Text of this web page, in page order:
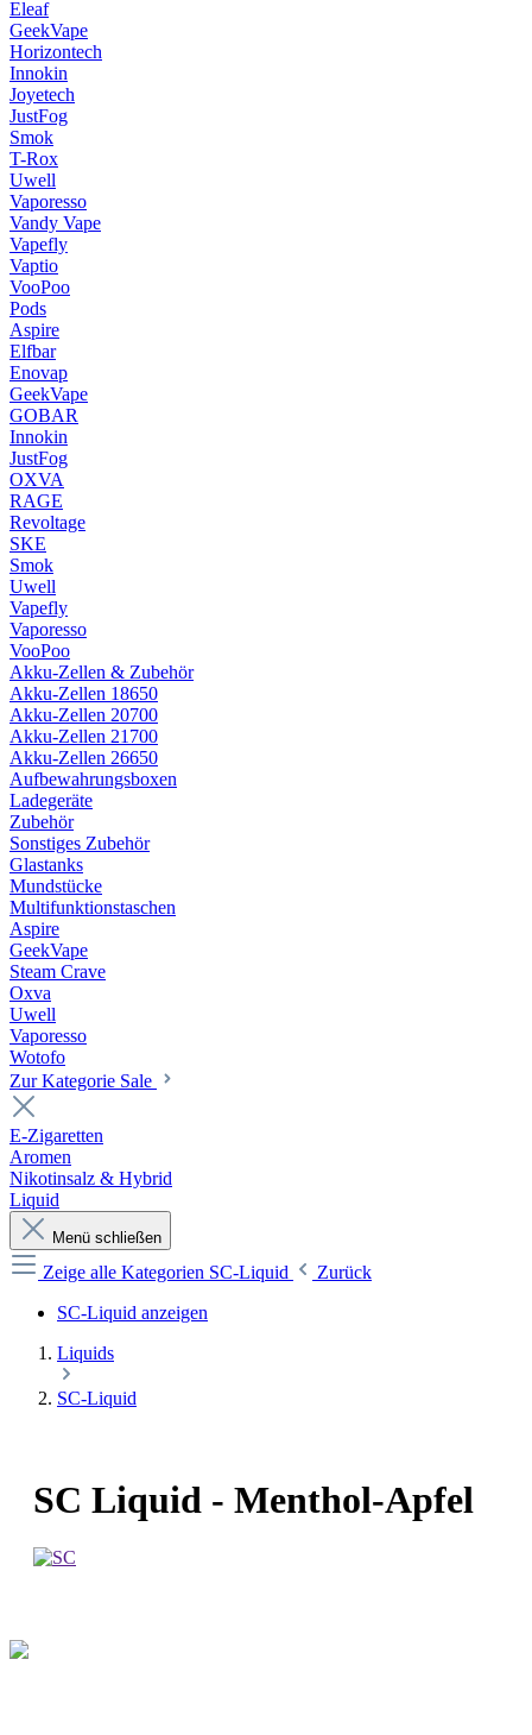
Eleaf
GeekVape
Horizontech
Innokin
Joyetech
JustFog
Smok
T-Rox
Uwell
Vaporesso
Vandy Vape
Vapefly
Vaptio
VooPoo
Pods
Aspire
Elfbar
Enovap
GeekVape
GOBAR
Innokin
JustFog
OXVA
RAGE
Revoltage
SKE
Smok
Uwell
Vapefly
Vaporesso
VooPoo
Akku-Zellen & Zubehör
Akku-Zellen 18650
Akku-Zellen 20700
Akku-Zellen 21700
Akku-Zellen 26650
Aufbewahrungsboxen
Ladegeräte
Zubehör
Sonstiges Zubehör
Glastanks
Mundstücke
Multifunktionstaschen
Aspire
GeekVape
Steam Crave
Oxva
Uwell
Vaporesso
Wotofo
Zur Kategorie Sale
E-Zigaretten
Aromen
Nikotinsalz & Hybrid
Liquid
Menü schließen
Zeige alle Kategorien SC-Liquid
Zurück
SC-Liquid anzeigen
Liquids
SC-Liquid
SC Liquid - Menthol-Apfel